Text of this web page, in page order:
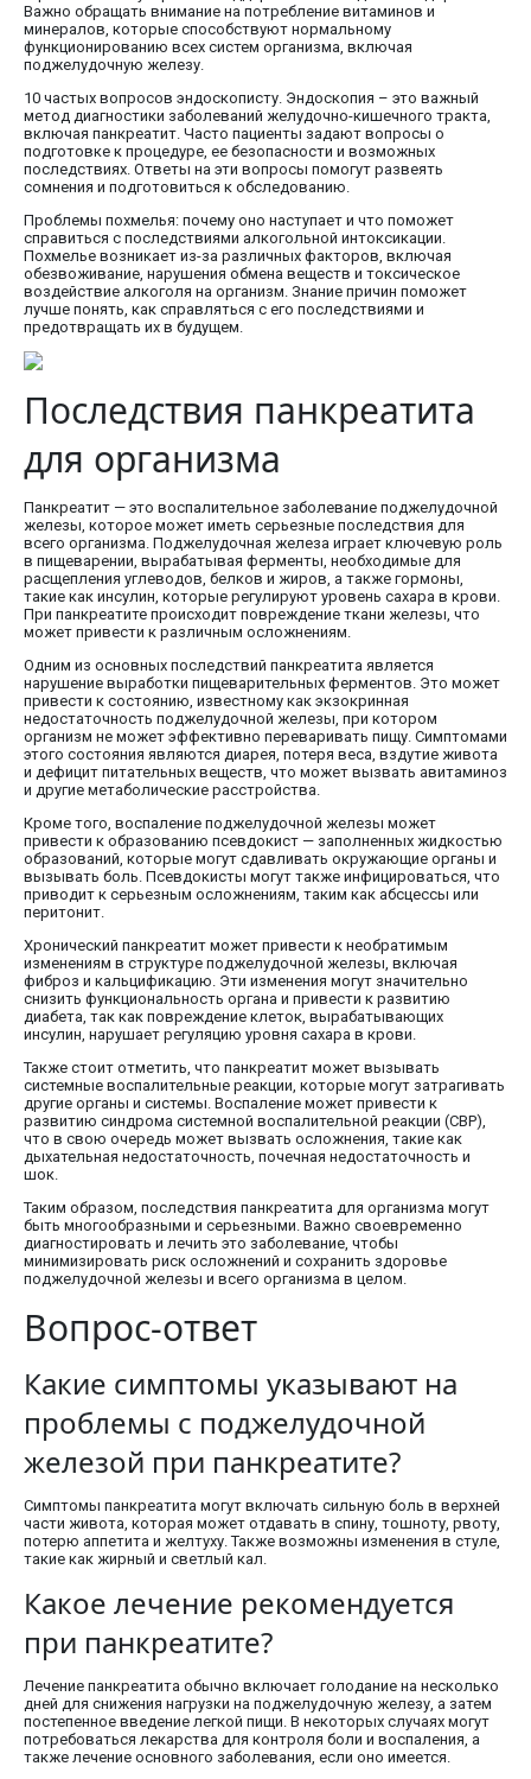
Важно обращать внимание на потребление витаминов и
минералов, которые способствуют нормальному
функционированию всех систем организма, включая
поджелудочную железу.
10 частых вопросов эндоскописту. Эндоскопия – это важный
метод диагностики заболеваний желудочно-кишечного тракта,
включая панкреатит. Часто пациенты задают вопросы о
подготовке к процедуре, ее безопасности и возможных
последствиях. Ответы на эти вопросы помогут развеять
сомнения и подготовиться к обследованию.
Проблемы похмелья: почему оно наступает и что поможет
справиться с последствиями алкогольной интоксикации.
Похмелье возникает из-за различных факторов, включая
обезвоживание, нарушения обмена веществ и токсическое
воздействие алкоголя на организм. Знание причин поможет
лучше понять, как справляться с его последствиями и
предотвращать их в будущем.
Последствия панкреатита
для организма
Панкреатит — это воспалительное заболевание поджелудочной
железы, которое может иметь серьезные последствия для
всего организма. Поджелудочная железа играет ключевую роль
в пищеварении, вырабатывая ферменты, необходимые для
расщепления углеводов, белков и жиров, а также гормоны,
такие как инсулин, которые регулируют уровень сахара в крови.
При панкреатите происходит повреждение ткани железы, что
может привести к различным осложнениям.
Одним из основных последствий панкреатита является
нарушение выработки пищеварительных ферментов. Это может
привести к состоянию, известному как экзокринная
недостаточность поджелудочной железы, при котором
организм не может эффективно переваривать пищу. Симптомами
этого состояния являются диарея, потеря веса, вздутие живота
и дефицит питательных веществ, что может вызвать авитаминоз
и другие метаболические расстройства.
Кроме того, воспаление поджелудочной железы может
привести к образованию псевдокист — заполненных жидкостью
образований, которые могут сдавливать окружающие органы и
вызывать боль. Псевдокисты могут также инфицироваться, что
приводит к серьезным осложнениям, таким как абсцессы или
перитонит.
Хронический панкреатит может привести к необратимым
изменениям в структуре поджелудочной железы, включая
фиброз и кальцификацию. Эти изменения могут значительно
снизить функциональность органа и привести к развитию
диабета, так как повреждение клеток, вырабатывающих
инсулин, нарушает регуляцию уровня сахара в крови.
Также стоит отметить, что панкреатит может вызывать
системные воспалительные реакции, которые могут затрагивать
другие органы и системы. Воспаление может привести к
развитию синдрома системной воспалительной реакции (СВР),
что в свою очередь может вызвать осложнения, такие как
дыхательная недостаточность, почечная недостаточность и
шок.
Таким образом, последствия панкреатита для организма могут
быть многообразными и серьезными. Важно своевременно
диагностировать и лечить это заболевание, чтобы
минимизировать риск осложнений и сохранить здоровье
поджелудочной железы и всего организма в целом.
Вопрос-ответ
Какие симптомы указывают на
проблемы с поджелудочной
железой при панкреатите?
Симптомы панкреатита могут включать сильную боль в верхней
части живота, которая может отдавать в спину, тошноту, рвоту,
потерю аппетита и желтуху. Также возможны изменения в стуле,
такие как жирный и светлый кал.
Какое лечение рекомендуется
при панкреатите?
Лечение панкреатита обычно включает голодание на несколько
дней для снижения нагрузки на поджелудочную железу, а затем
постепенное введение легкой пищи. В некоторых случаях могут
потребоваться лекарства для контроля боли и воспаления, а
также лечение основного заболевания, если оно имеется.